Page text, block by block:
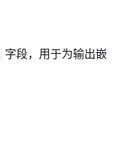
字段，用于为输出嵌